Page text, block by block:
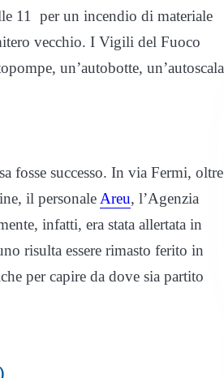
11 per un incendio di materiale
vecchio. I Vigili del Fuoco
un’autobotte, un’autoscala
fosse successo. In via Fermi, oltre
il personale Areu, l’Agenzia
infatti, era stata allertata in
risulta essere rimasto ferito in
per capire da dove sia partito